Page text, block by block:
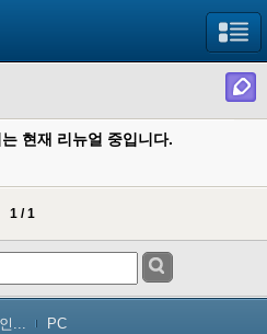
현재 리뉴얼 중입니다.
1 / 1
... PC